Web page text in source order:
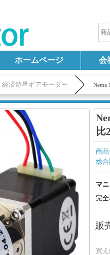
ホームページ 会
経済遊星ギアモーター Nema
比
商
総
マ
完
販
買